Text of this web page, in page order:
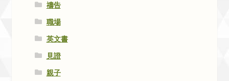
禱告
職場
英文書
見證
親子